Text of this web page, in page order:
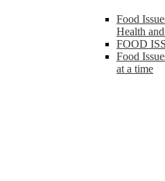
Food
Health
FOOD
Food
at a time